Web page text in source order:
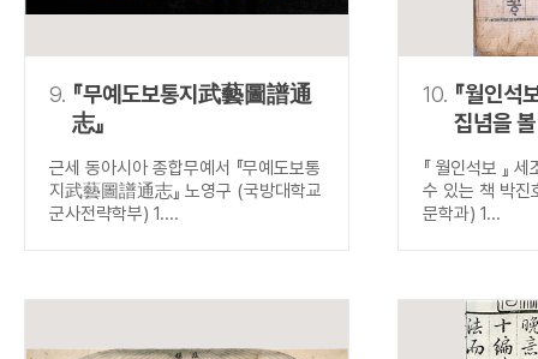
9. 『무예도보통지武藝圖譜通
志』
근세 동아시아 종합무예서 『무예도보통
지武藝圖譜通志』 노영구 (국방대학교
군사전략학부) 1....
10. 『월인석
집념을
『 월인석보 』
수 있는 책 박진
문학과) 1...